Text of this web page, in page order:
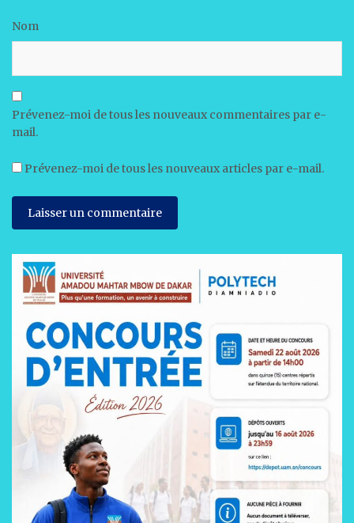
Nom
Prévenez-moi de tous les nouveaux commentaires par e-
mail.
Prévenez-moi de tous les nouveaux articles par e-mail.